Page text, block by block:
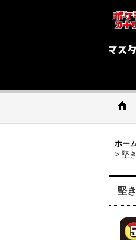
ホー
> 堅
堅